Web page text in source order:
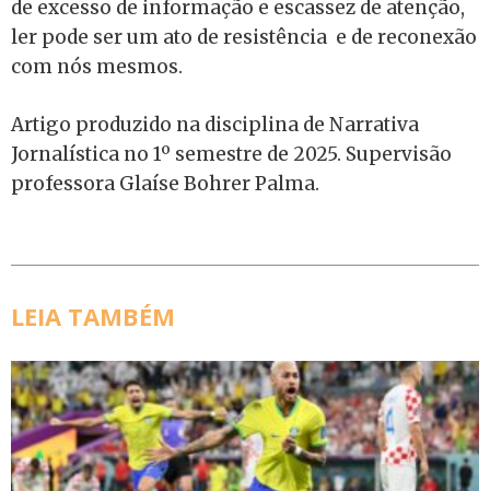
de excesso de informação e escassez de atenção,
ler pode ser um ato de resistência e de reconexão
com nós mesmos.
Artigo produzido na disciplina de Narrativa
Jornalística no 1º semestre de 2025. Supervisão
professora Glaíse Bohrer Palma.
LEIA TAMBÉM